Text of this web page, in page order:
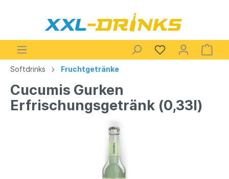
Softdrinks Fruchtgetränke
Cucumis Gurken
Erfrischungsgetränk (0,33l)